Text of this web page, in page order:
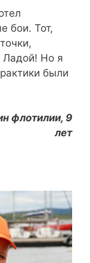
бои. Тот,
Ладой! Но я
были
флотилии, 9
лет